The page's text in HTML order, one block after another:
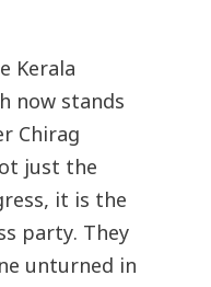
Kerala
now stands
Chirag
just the
it is the
party. They
unturned in